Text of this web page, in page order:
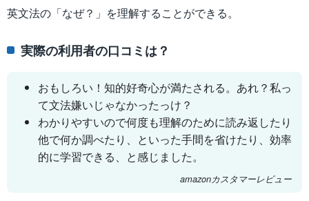
英文法の「なぜ？」を理解することができる。
実際の利用者の口コミは？
おもしろい！知的好奇心が満たされる。あれ？私っ
て文法嫌いじゃなかったっけ？
わかりやすいので何度も理解のために読み返したり
他で何か調べたり、といった手間を省けたり、効率
的に学習できる、と感じました。
amazonカスタマーレビュー